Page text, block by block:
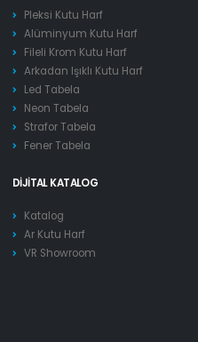
Pleksi Kutu Harf
Alüminyum Kutu Harf
Fileli Krom Kutu Harf
Arkadan Işıklı Kutu Harf
Led Tabela
Neon Tabela
Strafor Tabela
Fener Tabela
DIJITAL KATALOG
Katalog
Ar Kutu Harf
VR Showroom